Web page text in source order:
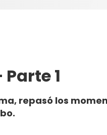
1
repasó los